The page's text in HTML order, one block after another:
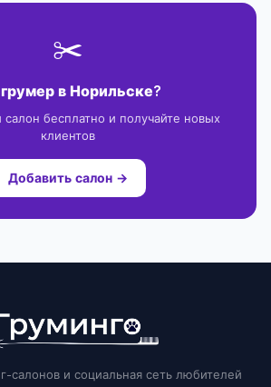
✂️
в Норильске?
салон бесплатно и получайте новых
клиентов
Добавить салон →
салонов и социальная сеть любителей